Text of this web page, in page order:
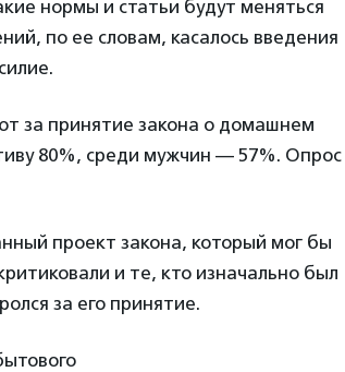
нормы и статьи будут меняться
по ее словам, касалось введения
за принятие закона о домашнем
80%, среди мужчин — 57%. Опрос
проект закона, который мог бы
и те, кто изначально был
за его принятие.